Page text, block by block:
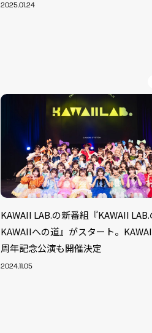
2025.01.24
KAWAII LAB.の新番組『KAWAII
KAWAIIへの道』がスタート。
周年記念公演も開催決定
2024.11.05